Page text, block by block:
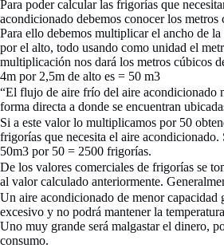
Para poder calcular las frigorías que
acondicionado debemos conocer los metros
Para ello debemos multiplicar el ancho de
por el alto, todo usando como unidad el
multiplicación nos dará los metros cúbicos
4m por 2,5m de alto es = 50 m3
“El flujo de aire frío del aire acondicionado
forma directa a donde se encuentran
Si a este valor lo multiplicamos por 50
frigorías que necesita el aire
50m3 por 50 = 2500 frigorías.
De los valores comerciales de frigorías se
al valor calculado anteriormente.
Un aire acondicionado de menor capacidad
excesivo y no podrá mantener la
Uno muy grande será malgastar el dinero,
consumo.